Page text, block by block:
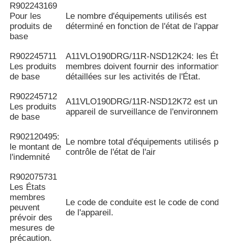
R902243169
Pour les
produits de
base
Le nombre d'équipements utilisés est
déterminé en fonction de l'état de
R902245711
Les produits
de base
A11VLO190DRG/11R-NSD12K24: les
membres doivent fournir des informations
détaillées sur les activités de l'État.
R902245712
Les produits
de base
A11VLO190DRG/11R-NSD12K72 est un
appareil de surveillance de
R902120495:
le montant de
l'indemnité
Le nombre total d'équipements utilisés
contrôle de l'état de l'air
R902075731
Les États
membres
peuvent
prévoir des
mesures de
précaution.
Le code de conduite est le code de
de l'appareil.